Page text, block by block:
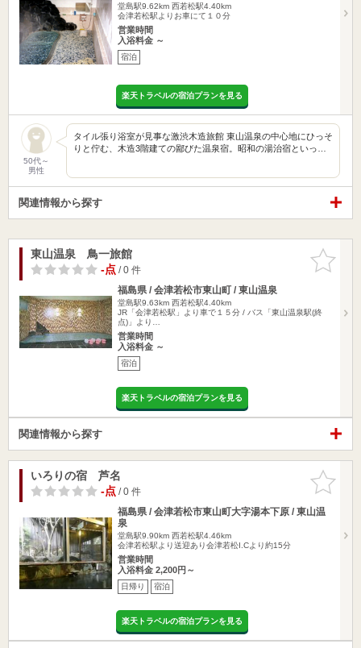
堂島駅9.62km 西若松駅4.40km
会津若松駅よりお車にて１０分
営業時間
入浴料金 ～
宿泊
楽天トラベルの宿泊プランを見る
50代～
男性
タイル張り浴室が見事な激渋木造旅館 東山温泉の中心地にひっそ
りと佇む、木造3階建ての鄙びた温泉宿。昭和の湯治宿といっ…
関連情報から探す
お気に入
りに追加
東山温泉 鳥一旅館
-点/ 0 件
福島県 / 会津若松市東山町 / 東山温泉
堂島駅9.63km 西若松駅4.40km
JR「会津若松駅」より車で１５分 / バス「東山温泉駅(終
点)」より…
営業時間
入浴料金 ～
宿泊
楽天トラベルの宿泊プランを見る
関連情報から探す
お気に入
りに追加
いろりの宿 芦名
-点/ 0 件
福島県 / 会津若松市東山町大字湯本下原 / 東山温
泉
堂島駅9.90km 西若松駅4.46km
会津若松駅より送迎あり会津若松I.Cより約15分
営業時間
入浴料金 2,200円～
日帰り 宿泊
楽天トラベルの宿泊プランを見る